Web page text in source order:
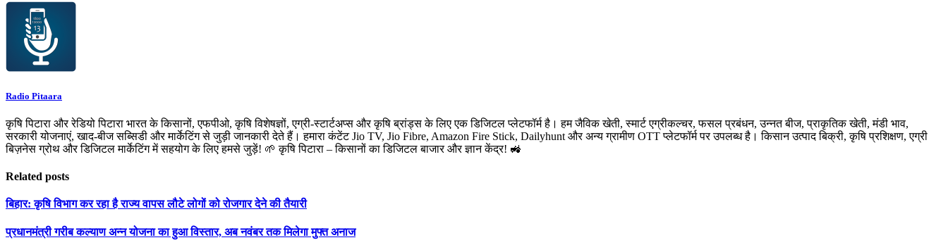
Radio Pitaara
कृषि पिटारा और रेडियो पिटारा भारत के किसानों, एफपीओ, कृषि विशेषज्ञों, एग्री-स्टार्टअप्स और कृषि ब्रांड्स के लिए एक डिजिटल प्लेटफॉर्म है। हम जैविक खेती, स्मार्ट एग्रीकल्चर, फसल प्रबंधन, उन्नत बीज, प्राकृतिक खेती, मंडी भाव,
सरकारी योजनाएं, खाद-बीज सब्सिडी और मार्केटिंग से जुड़ी जानकारी देते हैं। हमारा कंटेंट Jio TV, Jio Fibre, Amazon Fire Stick, Dailyhunt और अन्य ग्रामीण OTT प्लेटफॉर्म पर उपलब्ध है। किसान उत्पाद बिक्री, कृषि प्रशिक्षण, एग्री
बिज़नेस ग्रोथ और डिजिटल मार्केटिंग में सहयोग के लिए हमसे जुड़ें! 🌱 कृषि पिटारा – किसानों का डिजिटल बाजार और ज्ञान केंद्र! 🚜
Related posts
बिहार: कृषि विभाग कर रहा है राज्य वापस लौटे लोगों को रोजगार देने की तैयारी
प्रधानमंत्री गरीब कल्याण अन्न योजना का हुआ विस्तार, अब नवंबर तक मिलेगा मुफ्त अनाज